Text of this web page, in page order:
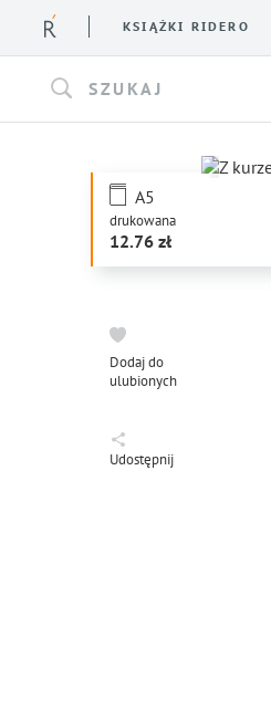
KSIĄŻKI RIDERO
SZUKAJ
drukowana
A5
12.76
Dodaj do
ulubionych
Udostępnij